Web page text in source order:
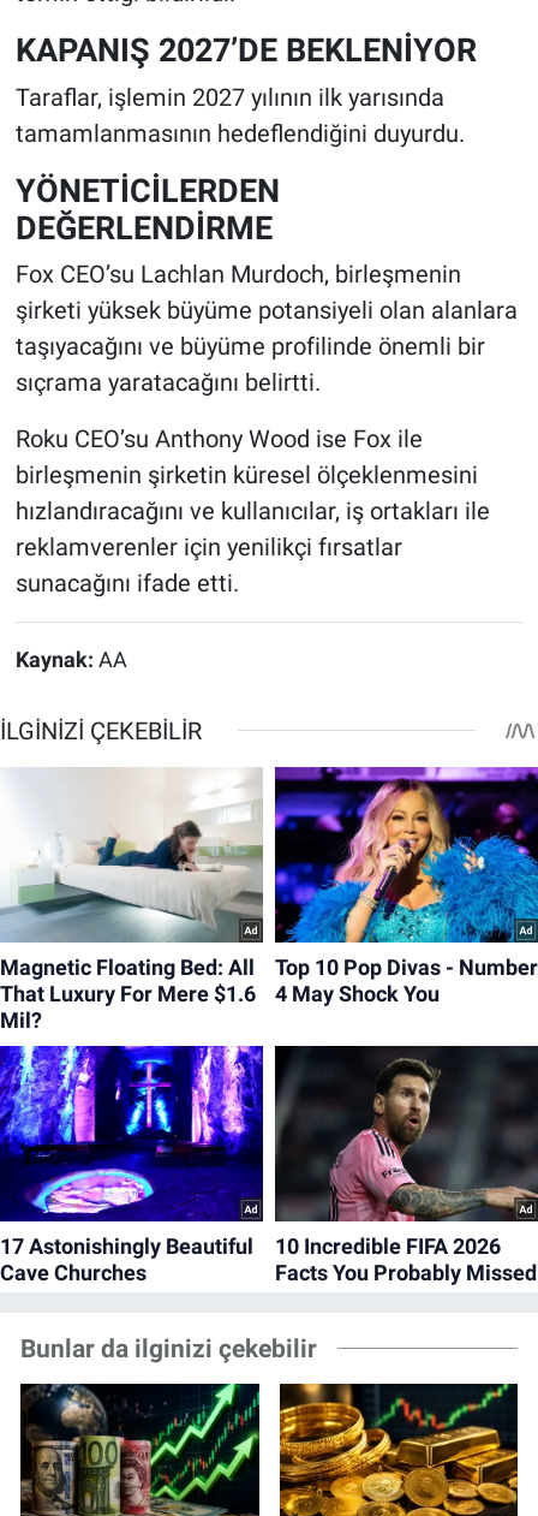
KAPANIŞ 2027’DE BEKLENİYOR
Taraflar, işlemin 2027 yılının ilk yarısında
tamamlanmasının hedeflendiğini duyurdu.
YÖNETİCİLERDEN
DEĞERLENDİRME
Fox CEO’su Lachlan Murdoch, birleşmenin
şirketi yüksek büyüme potansiyeli olan alanlara
taşıyacağını ve büyüme profilinde önemli bir
sıçrama yaratacağını belirtti.
Roku CEO’su Anthony Wood ise Fox ile
birleşmenin şirketin küresel ölçeklenmesini
hızlandıracağını ve kullanıcılar, iş ortakları ile
reklamverenler için yenilikçi fırsatlar
sunacağını ifade etti.
Kaynak: AA
Bunlar da ilginizi çekebilir